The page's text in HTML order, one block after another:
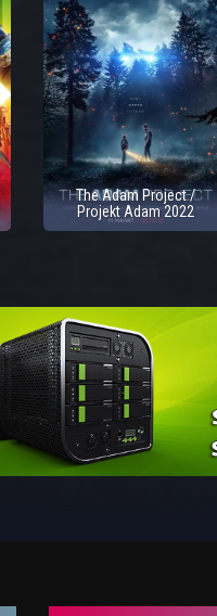
The Adam Project /
Projekt Adam 2022